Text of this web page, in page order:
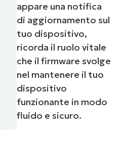
appare una notifica
di aggiornamento sul
tuo dispositivo,
ricorda il ruolo vitale
che il firmware svolge
nel mantenere il tuo
dispositivo
funzionante in modo
fluido e sicuro.